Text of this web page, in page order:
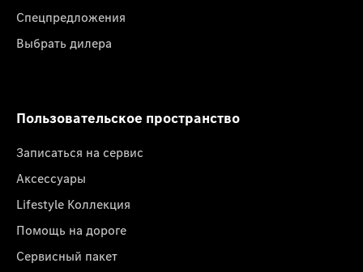
Спецпредложения
Выбрать дилера
Пользовательское пространство
Записаться на сервис
Аксессуары
Lifestyle Коллекция
Помощь на дороге
Сервисный пакет